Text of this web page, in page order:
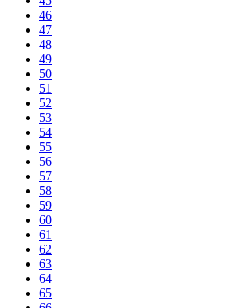
46
47
48
49
50
51
52
53
54
55
56
57
58
59
60
61
62
63
64
65